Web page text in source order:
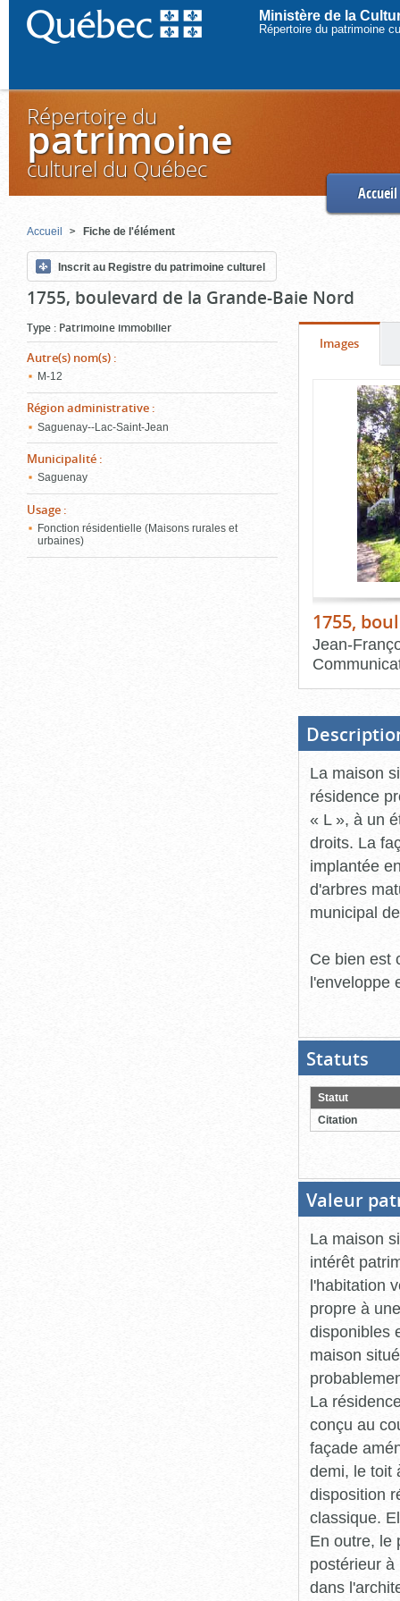
Ministère de la
Répertoire du patrimoine
Répertoire du
patrimoine
culturel du Québec
Accueil
Accueil Fiche de l'élément
Inscrit au Registre du patrimoine culturel
1755, boulevard de la Grande-Baie Nord
Type : Patrimoine immobilier
Autre(s) nom(s) :
M-12
Région administrative :
Saguenay--Lac-Saint-Jean
Municipalité :
Saguenay
Usage :
Fonction résidentielle (Maisons rurales et
urbaines)
Onglet
Images(cliquer
pour
voir
le
Contenu
l'onglet
Images
1755,
Jean-
bloc
d'onglets
La maison
résidence
« L », à un
droits. La
implantée
d'arbres
municipal
Ce bien est
l'enveloppe
Statuts
pour
Statut
Citation
Valeur
La maison
intérêt
l'habitation
propre à
disponibles
maison
La
conçu au
façade
demi, le toit
disposition
classique.
En outre, le
postérieur
dans